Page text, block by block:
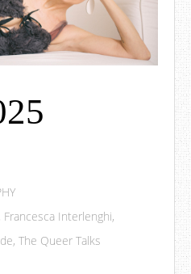
Francesca Interlenghi,
, The Queer Talks